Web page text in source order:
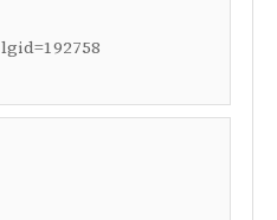
lgid=192758